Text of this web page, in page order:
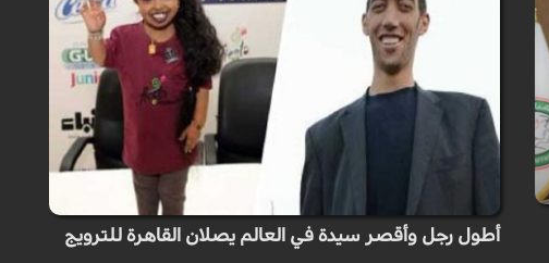
أطول رجل وأقصر سيدة في العالم يصلان القاهرة للترويج